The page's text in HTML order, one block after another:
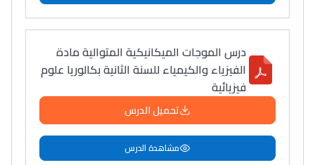
درس الموجات الميكانيكية المتوالية مادة
الفيزياء والكيمياء للسنة الثانية بكالوريا علوم
فيزيائية
تحميل الدرس
مشاهدة الدرس